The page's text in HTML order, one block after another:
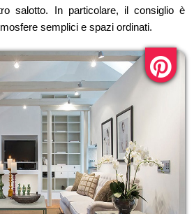
salotto. In particolare, il consiglio è
semplici e spazi ordinati.